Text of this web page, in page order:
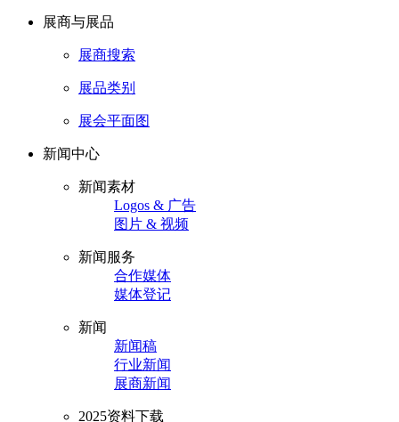
展商与展品
展商搜索
展品类别
展会平面图
新闻中心
新闻素材
Logos & 广告
图片 & 视频
新闻服务
合作媒体
媒体登记
新闻
新闻稿
行业新闻
展商新闻
2025资料下载